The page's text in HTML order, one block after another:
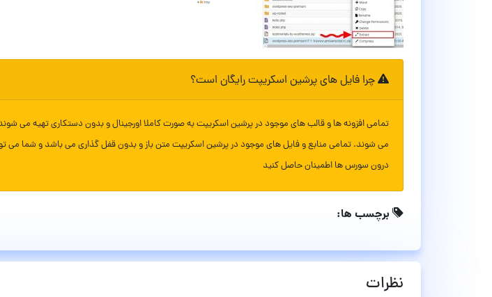
چرا فایل های پرشین اسکریپت رایگان است؟
تمامی افزونه ها و قالب های موجود در پرشین اسکریپت به صورت کاملا اورجینال و بدون دستکاری تهیه می
می شوند. تمامی منابع و فایل های موجود در پرشین اسکریپت متن باز و بدون قفل گذاری می باشد و شما می
درون سورس ها اطمینان حاصل کنید
برچسب ها:
نظرات